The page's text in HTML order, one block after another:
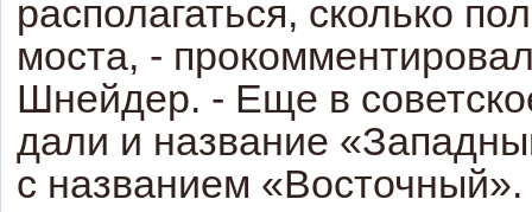
располагаться, сколько
моста, -
Шнейдер. - Еще в
дали и название
с названием «Восточный».